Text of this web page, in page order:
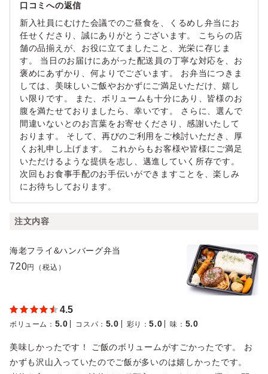
口コミへの返信
新入社員にむけた会議でのご昼食を、くるめし弁当にお
任せくださり、誠にありがとうございます。 こちらの店
舗の品揃えが、お役に立てましたこと、光栄に存じま
す。 当日のお届けにあがった配送員の丁寧な対応を、お
褒めにあずかり、何よりでございます。 お弁当につきま
しては、美味しいご飯やおかずにご満足いただけ、嬉し
い限りです。 また、ボリュームも十分にあり、皆様のお
腹を満たせておりましたら、幸いです。 さらに、選んで
間違いないとのお言葉をお寄せくださり、感謝いたして
おります。 そして、再びのご利用をご検討いただき、厚
くお礼申し上げます。 これからもお客様や皆様にご満足
いただけるような提供を志し、邁進していく所存です。
次回もお食事手配のお手伝いができますことを、楽しみ
にお待ちしております。
注文内容
海老フライ&ハンバーグ弁当
720円（税込）
4.5
ボリューム ： 5.0 コスパ ： 5.0 彩り ：5.0 味 ： 5.0
美味しかったです！ ご飯のボリュームがすごかったです。 お
かずも沢山入っていたのでご飯が多いのは嬉しかったです。